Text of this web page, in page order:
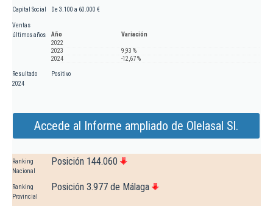
Capital Social De 3.100 a 60.000 €
Ventas
últimos años
Año
Variación
2022
2023
9,93 %
2024
-12,67 %
Resultado
2024
Positivo
Accede al Informe ampliado de Olelasal Sl.
Ranking
Nacional
Posición 144.060
Ranking
Provincial
Posición 3.977 de Málaga